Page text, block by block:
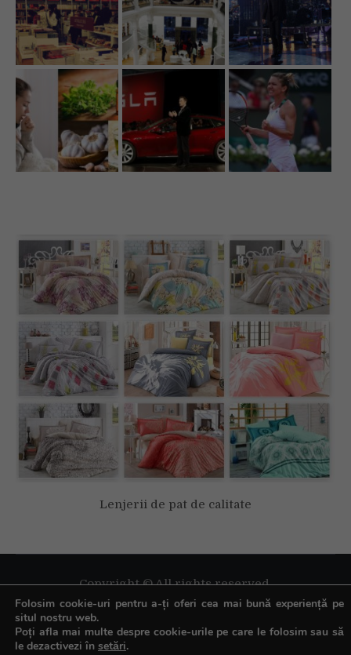
Lenjerii de pat de calitate
Copyright © All rights reserved.
Folosim cookie-uri pentru a-ți oferi cea mai bună experiență pe
situl nostru web.
Poți afla mai multe despre cookie-urile pe care le folosim sau să
le dezactivezi în setări.